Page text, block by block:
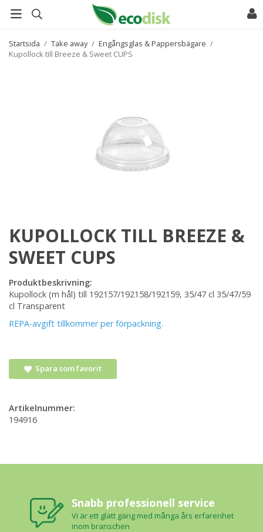
Startsida / Take away / Engångsglas & Pappersbägare /
Kupollock till Breeze & Sweet CUPS
KUPOLLOCK TILL BREEZE &
SWEET CUPS
Produktbeskrivning:
Kupollock (m hål) till 192157/192158/192159, 35/47 cl 35/47/59
cl Transparent
REPA-avgift tillkommer per förpackning.
Spara som favorit
Artikelnummer:
194916
Snabb professionell service
Vi är ett glatt gäng med många års erfarenhet
inom branschen